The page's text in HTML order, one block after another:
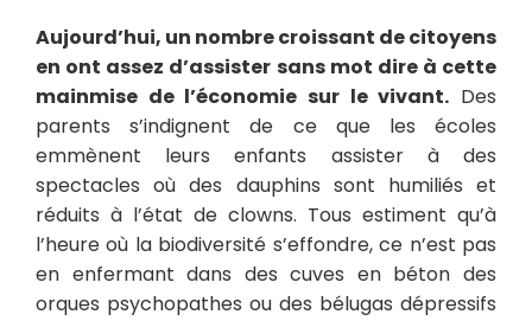
Aujourd’hui, un nombre croissant de citoyens
en ont assez d’assister sans mot dire à cette
mainmise de l’économie sur le vivant. Des
parents s’indignent de ce que les écoles
emmènent leurs enfants assister à des
spectacles où des dauphins sont humiliés et
réduits à l’état de clowns. Tous estiment qu’à
l’heure où la biodiversité s’effondre, ce n’est pas
en enfermant dans des cuves en béton des
orques psychopathes ou des bélugas dépressifs